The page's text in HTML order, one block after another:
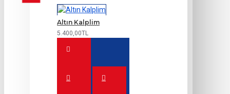
Altın Kalplim
5.400,00TL